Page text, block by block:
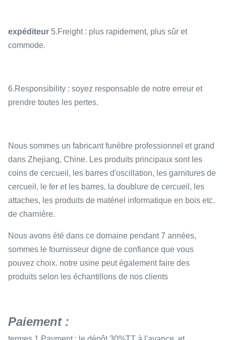
expéditeur 5.Freight : plus rapidement, plus sûr et
commode.
6.Responsibility : soyez responsable de notre erreur et
prendre toutes les pertes.
Nous sommes un fabricant funèbre professionnel et grand
dans Zhejiang, Chine. Les produits principaux sont les
coins de cercueil, les barres d'oscillation, les garnitures de
cercueil, le fer et les barres, la doublure de cercueil, les
attaches, les produits de matériel informatique en bois etc.
de charnière.
Nous avons été dans ce domaine pendant 7 années,
sommes le fournisseur digne de confiance que vous
pouvez choix. notre usine peut également faire des
produits selon les échantillons de nos clients
Paiement :